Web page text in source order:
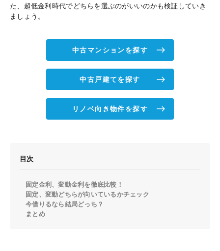
た、超低金利時代でどちらを選ぶのがいいのかも検証していき
ましょう。
中古マンションを探す
中古戸建てを探す
リノベ向き物件を探す
目次
固定金利、変動金利を徹底比較！
固定、変動どちらが向いているかチェック
今借りるなら結局どっち？
まとめ